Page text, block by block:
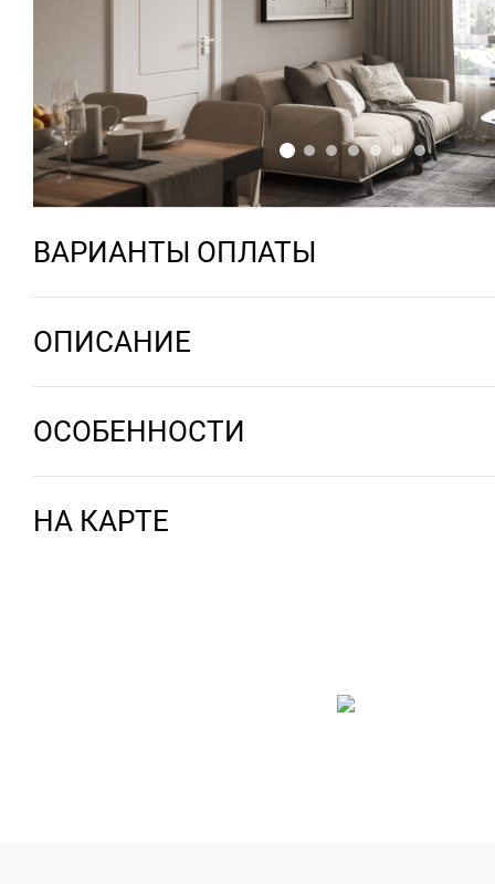
ВАРИАНТЫ ОПЛАТЫ
ОПИСАНИЕ
ОСОБЕННОСТИ
НА КАРТЕ